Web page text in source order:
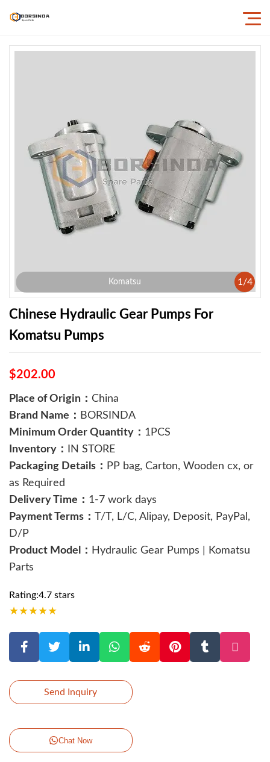
Komatsu 1 /4
Chinese Hydraulic Gear Pumps For
Komatsu Pumps
$202.00
Place of Origin： China
Brand Name： BORSINDA
Minimum Order Quantity： 1PCS
Inventory：
IN STORE
Packaging Details： PP bag, Carton, Wooden cx, or
as Required
Delivery Time： 1-7 work days
Payment Terms： T/T, L/C, Alipay, Deposit, PayPal,
D/P
Product Model： Hydraulic Gear Pumps | Komatsu
Parts
Rating:4.7 stars
★★★★★
Send Inquiry
Chat Now